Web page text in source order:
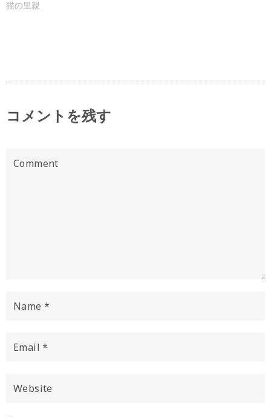
猫の里親
コメントを残す